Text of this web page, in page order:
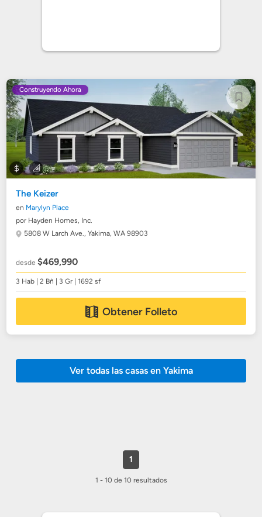
Construyendo Ahora
The Keizer
en Marylyn Place
por Hayden Homes, Inc.
5808 W Larch Ave.,Yakima, WA 98903
desde$469,990
3 Hab | 2 Bñ | 3 Gr | 1692 sf
Obtener Folleto
Ver todas las casas en Yakima
1
1 - 10 de 10 resultados